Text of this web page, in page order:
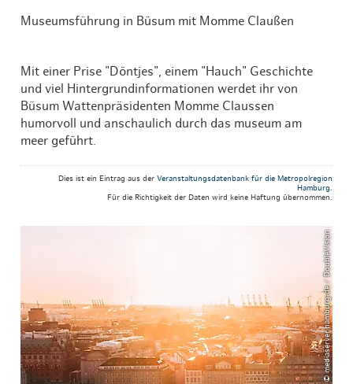
Museumsführung in Büsum mit Momme Claußen
Mit einer Prise "Döntjes", einem "Hauch" Geschichte
und viel Hintergrundinformationen werdet ihr von
Büsum Wattenpräsidenten Momme Claussen
humorvoll und anschaulich durch das museum am
meer geführt.
Dies ist ein Eintrag aus der Veranstaltungsdatenbank für die Metropolregion
Hamburg.
Für die Richtigkeit der Daten wird keine Haftung übernommen.
© mediaserver.hamburg.de / DoubleVision